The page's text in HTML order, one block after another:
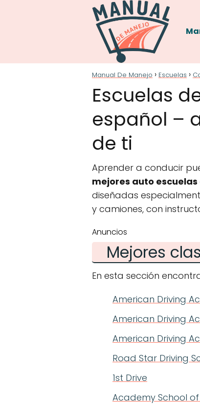
Manual De Manejo Escuelas
Escuelas
español –
de ti
Aprender a conducir
mejores auto
diseñadas
y camiones, con
Anuncios
Mejores
En esta sección
American Driving
American Driving
American Driving
Road Star Driving
1st Drive
Academy School of